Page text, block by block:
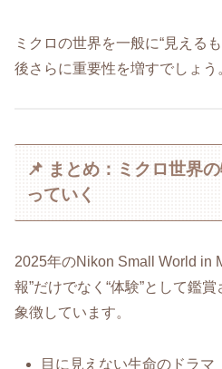
ミクロの世界を一般に“見える
後さらに重要性を増すでしょう
📌 まとめ：ミクロ世界
っていく
2025年のNikon Small World in
報”だけでなく“体験”として鑑
象徴しています。
目に見えない生命のドラマ